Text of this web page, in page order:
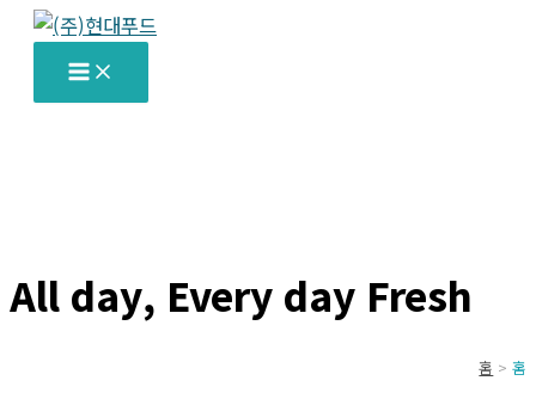
All day, Every day Fresh
홈 홈